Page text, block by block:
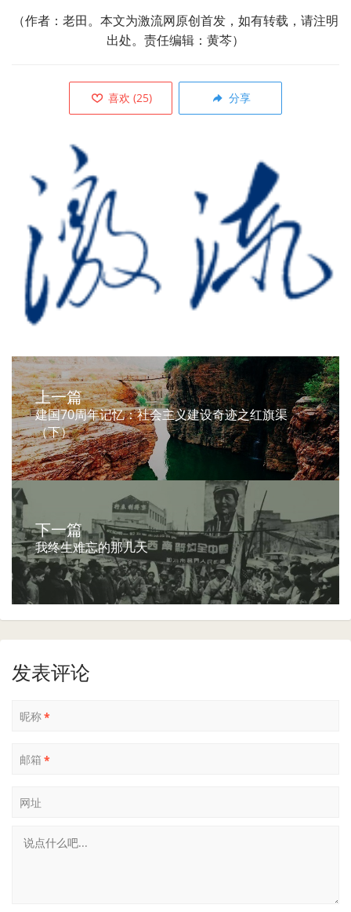
（作者：老田。本文为激流网原创首发，如有转载，请注明
出处。责任编辑： 黄芩）
喜欢 (25) 分享
上一篇
建国70周年记忆：社会主义建设奇迹之红旗渠
（下）
下一篇
我终生难忘的那几天
发表评论
昵称*
邮箱 *
网址